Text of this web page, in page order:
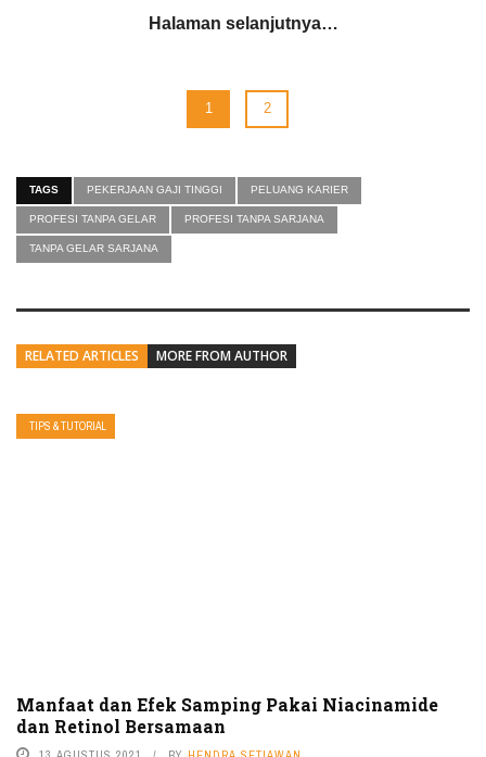
Halaman selanjutnya…
1 2
TAGS PEKERJAAN GAJI TINGGI PELUANG KARIER
PROFESI TANPA GELAR PROFESI TANPA SARJANA
TANPA GELAR SARJANA
RELATED ARTICLES MORE FROM AUTHOR
TIPS & TUTORIAL
Manfaat dan Efek Samping Pakai Niacinamide
dan Retinol Bersamaan